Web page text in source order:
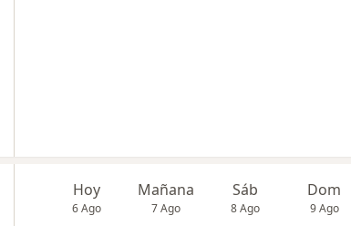
Hoy
6 Ago
Mañana
7 Ago
Sáb
8 Ago
Dom
9 Ago